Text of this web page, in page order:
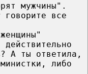
мужчины".
все
А ты ответила,
либо